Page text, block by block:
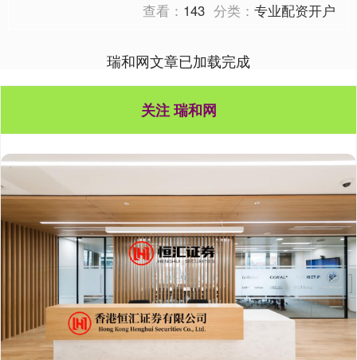
查看： 143 分类：专业配资开户
瑞和网文章已加载完成
关注 瑞和网